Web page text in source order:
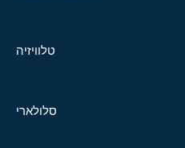
טלוויזיה
סלולארי